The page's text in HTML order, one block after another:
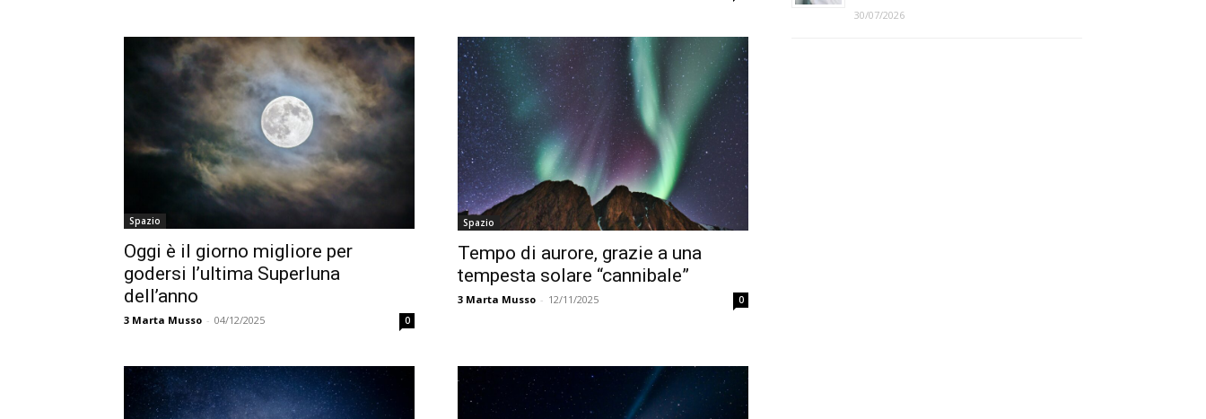
Spazio
Oggi è il giorno migliore per
godersi l’ultima Superluna
dell’anno
3 Marta Musso - 04/12/2025 0
Spazio
Tempo di aurore, grazie a una
tempesta solare “cannibale”
3 Marta Musso - 12/11/2025 0
30/07/2026